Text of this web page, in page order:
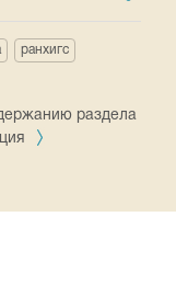
ранхигс
раздела